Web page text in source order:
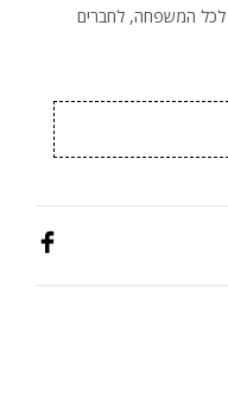
המשפחה, לחברים